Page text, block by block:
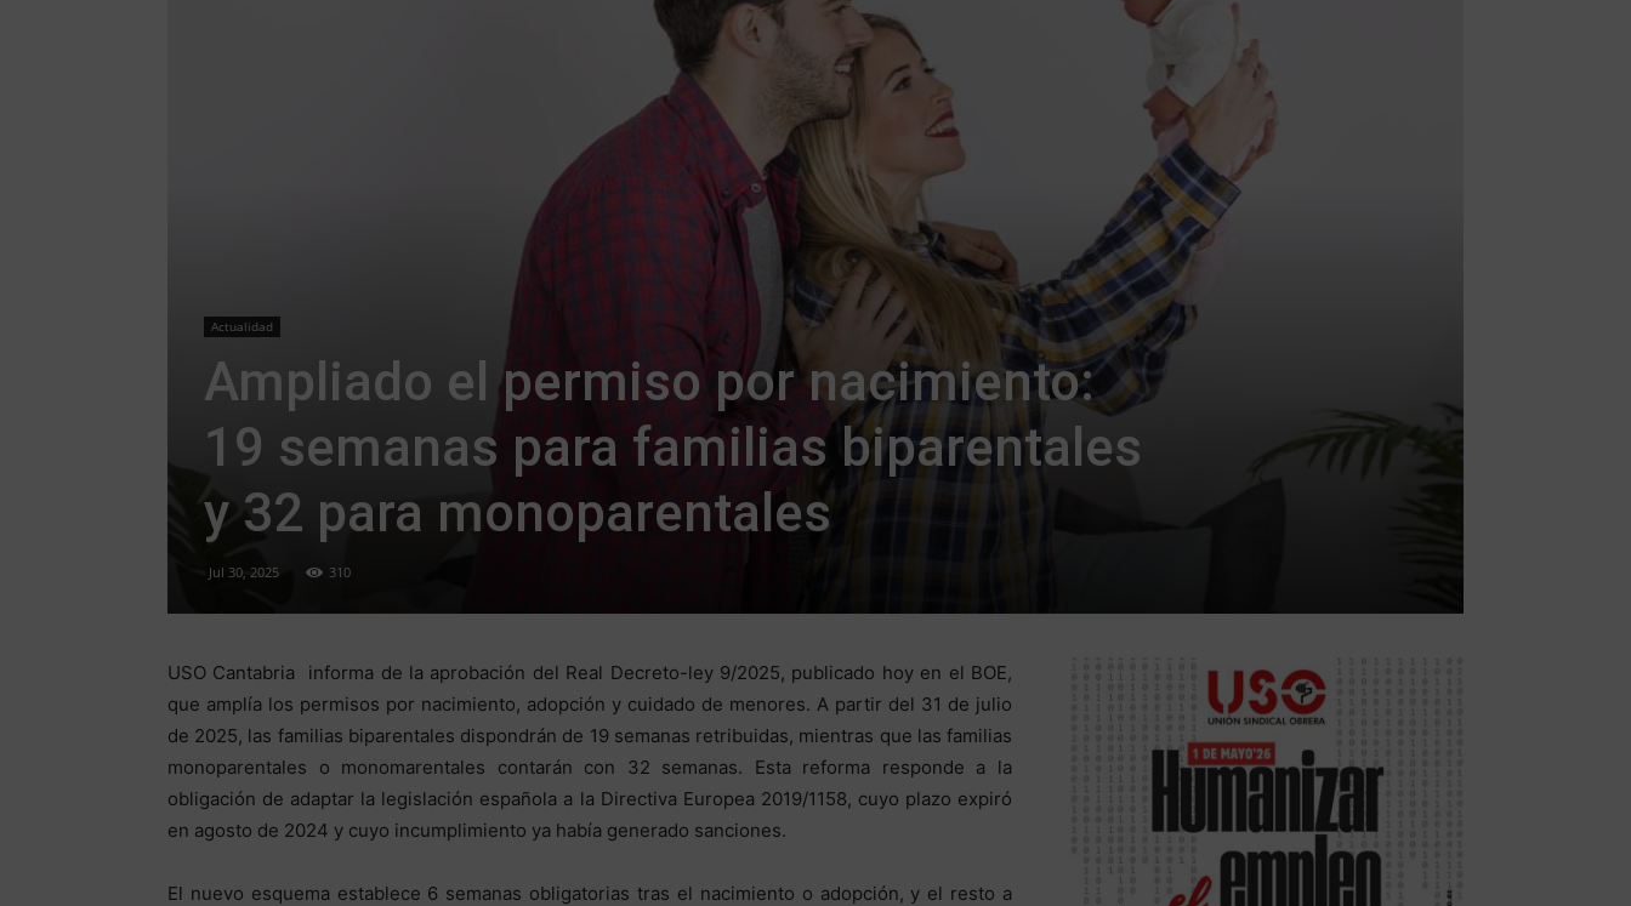
Actualidad
Ampliado el permiso por nacimiento:
19 semanas para familias biparentales
y 32 para monoparentales
Jul 30, 2025 310
USO Cantabria informa de la aprobación del Real Decreto-ley 9/2025, publicado hoy en el BOE,
que amplía los permisos por nacimiento, adopción y cuidado de menores. A partir del 31 de julio
de 2025, las familias biparentales dispondrán de 19 semanas retribuidas, mientras que las familias
monoparentales o monomarentales contarán con 32 semanas. Esta reforma responde a la
obligación de adaptar la legislación española a la Directiva Europea 2019/1158, cuyo plazo expiró
en agosto de 2024 y cuyo incumplimiento ya había generado sanciones.
El nuevo esquema establece 6 semanas obligatorias tras el nacimiento o adopción, y el resto a